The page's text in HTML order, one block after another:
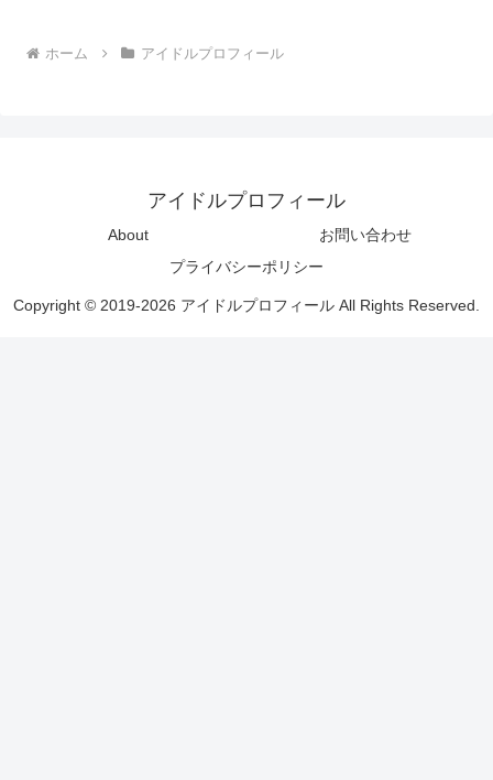
ホーム アイドルプロフィール
アイドルプロフィール
About
お問い合わせ
プライバシーポリシー
Copyright © 2019-2026 アイドルプロフィール All Rights Reserved.